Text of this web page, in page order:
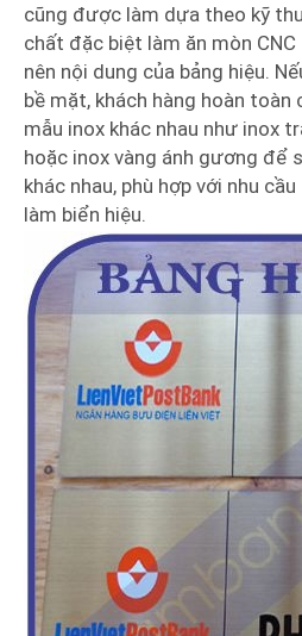
cũng được làm dựa theo kỹ
chất đặc biệt làm ăn mòn
nên nội dung của bảng hiệu.
bề mặt, khách hàng hoàn
mẫu inox khác nhau như inox
hoặc inox vàng ánh gương để
khác nhau, phù hợp với nhu
làm biển hiệu.